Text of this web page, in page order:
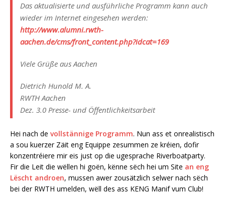
Das aktualisierte und ausführliche Programm kann auch
wieder im Internet eingesehen werden:
http://www.alumni.rwth-
aachen.de/cms/front_content.php?idcat=169
Viele Grüße aus Aachen
Dietrich Hunold M. A.
RWTH Aachen
Dez. 3.0 Presse- und Öffentlichkeitsarbeit
Hei nach de vollstännige Programm. Nun ass et onrealistisch
a sou kuerzer Zäit eng Equippe zesummen ze kréien, dofir
konzentréiere mir eis just op die ugesprache Riverboatparty.
Fir die Leit die wëllen hi goën, kënne sëch hei um Site an eng
Lëscht androen, mussen awer zousätzlich selwer nach sëch
bei der RWTH umelden, wëll des ass KENG Manif vum Club!